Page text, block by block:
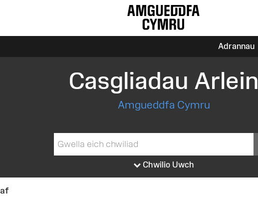
Adrannau
Casgliadau Arlein
Amgueddfa Cymru
Chwilio Uwch